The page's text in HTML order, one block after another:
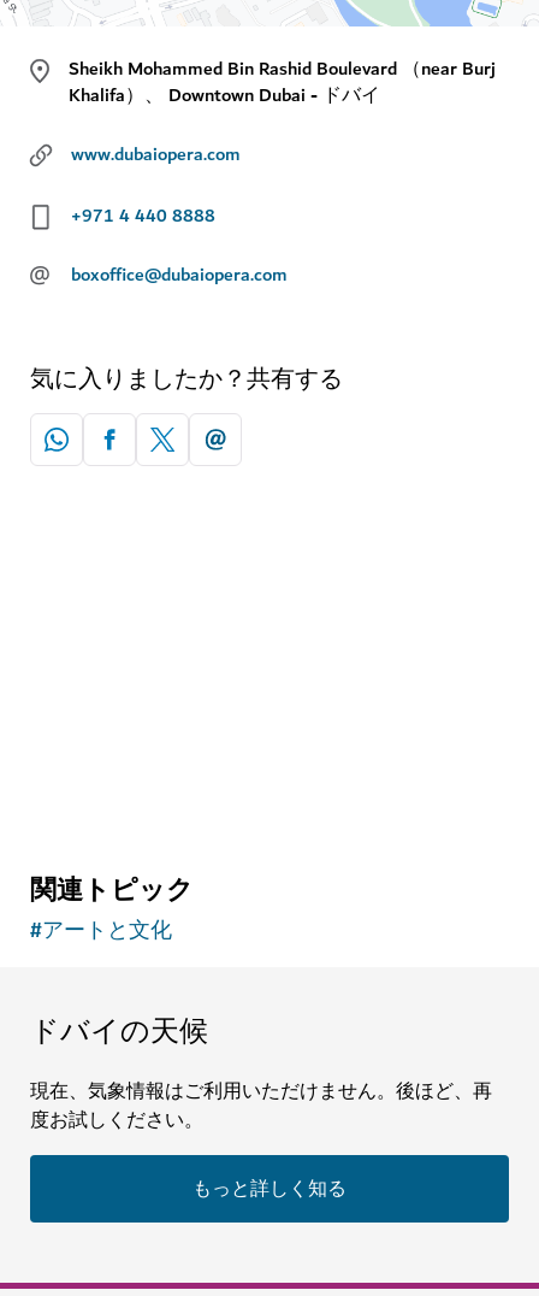
Sheikh Mohammed Bin Rashid Boulevard （near Burj
Khalifa）、 Downtown Dubai - ドバイ
www.dubaiopera.com
+971 4 440 8888
@ boxoffice@dubaiopera.com
気に入りましたか？共有する
関連トピック
#アートと文化
ドバイの天候
現在、気象情報はご利用いただけません。後ほど、再
度お試しください。
もっと詳しく知る